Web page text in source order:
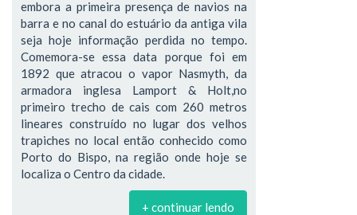
embora a primeira presença de navios na
barra e no canal do estuário da antiga vila
seja hoje informação perdida no tempo.
Comemora-se essa data porque foi em
1892 que atracou o vapor Nasmyth, da
armadora inglesa Lamport & Holt,no
primeiro trecho de cais com 260 metros
lineares construído no lugar dos velhos
trapiches no local então conhecido como
Porto do Bispo, na região onde hoje se
localiza o Centro da cidade.
+ continuar lendo